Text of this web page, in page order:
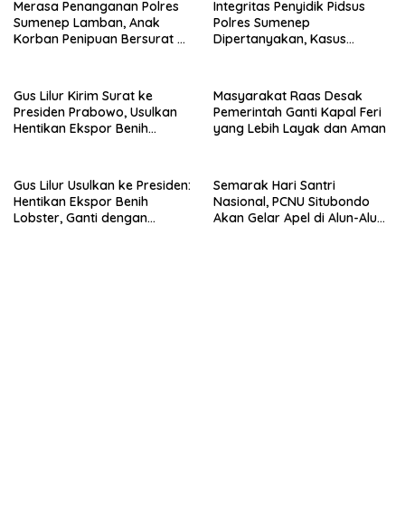
Merasa Penanganan Polres
Sumenep Lamban, Anak
Korban Penipuan Bersurat ke
Integritas Penyidik Pidsus
Polres Sumenep
Dipertanyakan, Kasus
Kepastian
Gus Lilur Kirim Surat ke
Presiden Prabowo, Usulkan
Hentikan Ekspor Benih
Masyarakat Raas Desak
Pemerintah Ganti Kapal Feri
yang Lebih Layak dan Aman
Gus Lilur Usulkan ke Presiden:
Hentikan Ekspor Benih
Lobster, Ganti dengan
Semarak Hari Santri
Nasional, PCNU Situbondo
Akan Gelar Apel di Alun-Alun